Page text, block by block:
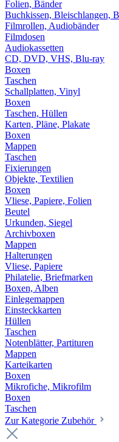
Folien, Bänder
Buchkissen, Bleischlangen,
Filmrollen, Audiobänder
Filmdosen
Audiokassetten
CD, DVD, VHS, Blu-ray
Boxen
Taschen
Schallplatten, Vinyl
Boxen
Taschen, Hüllen
Karten, Pläne, Plakate
Boxen
Mappen
Taschen
Fixierungen
Objekte, Textilien
Boxen
Vliese, Papiere, Folien
Beutel
Urkunden, Siegel
Archivboxen
Mappen
Halterungen
Vliese, Papiere
Philatelie, Briefmarken
Boxen, Alben
Einlegemappen
Einsteckkarten
Hüllen
Taschen
Notenblätter, Partituren
Mappen
Karteikarten
Boxen
Mikrofiche, Mikrofilm
Boxen
Taschen
Zur Kategorie Zubehör